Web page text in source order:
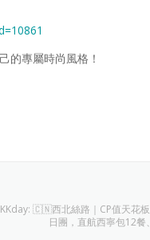
的專屬時尚風格！
KKday: 🇨🇳西北絲路｜CP值天花
日團，直航西寧包12餐